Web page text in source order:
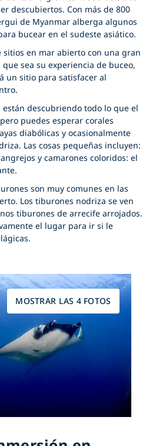
descubiertos. Con más de 800
de Myanmar alberga algunos
bucear en el sudeste asiático.
en mar abierto con una gran
sea su experiencia de buceo,
un sitio para satisfacer al
están descubriendo todo lo que el
puedes esperar corales
diabólicas y ocasionalmente
Las cosas pequeñas incluyen:
y camarones coloridos: el
son muy comunes en las
Los tiburones nodriza se ven
tiburones de arrecife arrojados.
el lugar para ir si le
MOSTRAR LAS 4 FOTOS